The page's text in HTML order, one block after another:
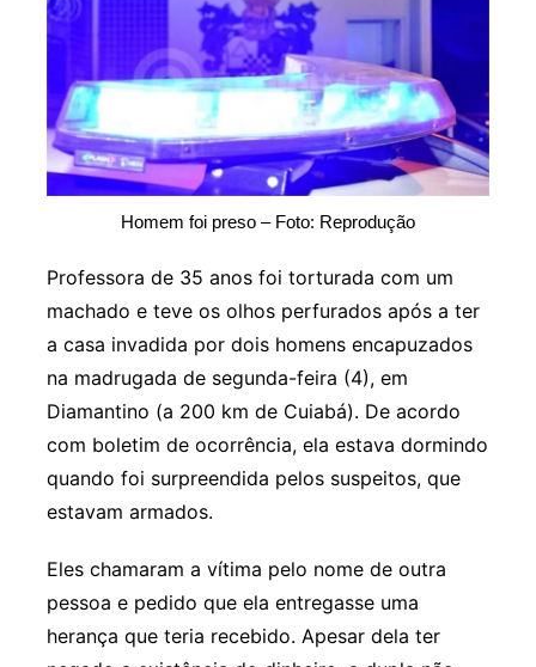
Homem foi preso – Foto: Reprodução
Professora de 35 anos foi torturada com um
machado e teve os olhos perfurados após a ter
a casa invadida por dois homens encapuzados
na madrugada de segunda-feira (4), em
Diamantino (a 200 km de Cuiabá). De acordo
com boletim de ocorrência, ela estava dormindo
quando foi surpreendida pelos suspeitos, que
estavam armados.
Eles chamaram a vítima pelo nome de outra
pessoa e pedido que ela entregasse uma
herança que teria recebido. Apesar dela ter